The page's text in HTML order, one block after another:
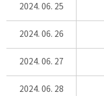
2024. 06. 25
2024. 06. 26
2024. 06. 27
2024. 06. 28